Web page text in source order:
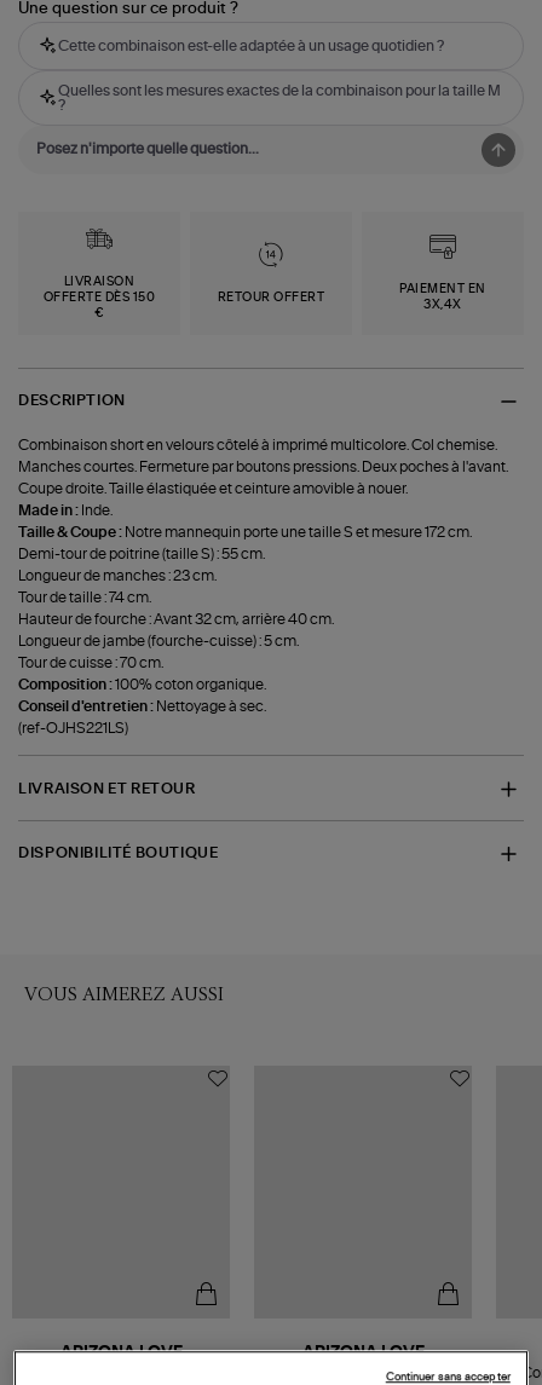
Une question sur ce produit ?
Cette combinaison est-elle adaptée à un usage quotidien ?
Quelles sont les mesures exactes de la combinaison pour la taille M
?
LIVRAISON
OFFERTE DÈS 150
€
RETOUR OFFERT
PAIEMENT EN
3X,4X
DESCRIPTION
Combinaison short en velours côtelé à imprimé multicolore. Col chemise.
Manches courtes. Fermeture par boutons pressions. Deux poches à l'avant.
Coupe droite. Taille élastiquée et ceinture amovible à nouer.
Made in : Inde.
Taille & Coupe : Notre mannequin porte une taille S et mesure 172 cm.
Demi-tour de poitrine (taille S) : 55 cm.
Longueur de manches : 23 cm.
Tour de taille : 74 cm.
Hauteur de fourche : Avant 32 cm, arrière 40 cm.
Longueur de jambe (fourche-cuisse) : 5 cm.
Tour de cuisse : 70 cm.
Composition :100% coton organique.
Conseil d'entretien : Nettoyage à sec.
(ref-OJHS221LS)
LIVRAISON ET RETOUR
DISPONIBILITÉ BOUTIQUE
VOUS AIMEREZ AUSSI
ARIZONA LOVE ARIZONA LOVE
Combinaison Yoga Bandana
Continuer sans accepter